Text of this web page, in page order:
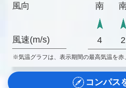
風向
風速(m/s)
南
4 2
※気温グラフは、表示期間の最高気温を赤
コンパス